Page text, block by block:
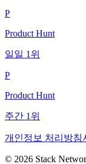
P
Product Hunt
일일 1위
P
Product Hunt
주간 1위
개인정보 처리방침
© 2026 Stack